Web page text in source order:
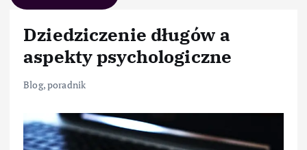
Dziedziczenie długów a
aspekty psychologiczne
Blog,poradnik